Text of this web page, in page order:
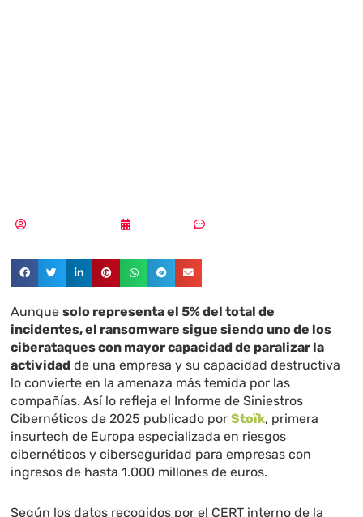
Aunquesolo representa el 5% del total de
incidentes, el ransomware sigue siendo uno de los
ciberataques con mayor capacidad de paralizar la
actividad de una empresa y su capacidad destructiva
lo convierte en la amenaza más temida por las
compañías. Así lo refleja el Informe de Siniestros
Cibernéticos de 2025 publicado porStoïk, primera
insurtech de Europa especializada en riesgos
cibernéticos y ciberseguridad para empresas con
ingresos de hasta 1.000 millones de euros.
Según los datos recogidos por el CERT interno de la